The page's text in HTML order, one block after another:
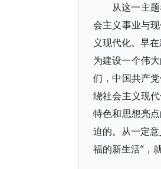
从这一主
会主义事业与
义现代化。早
为建设一个伟
们，中国共产
绕社会主义现
特色和思想亮
迫的。从一定
福的新生活”，